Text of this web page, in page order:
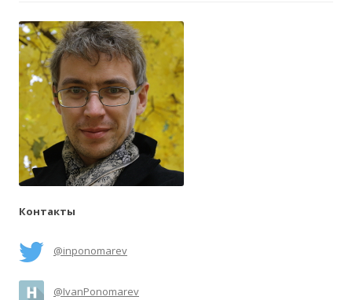
Контакты
@inponomarev
@IvanPonomarev